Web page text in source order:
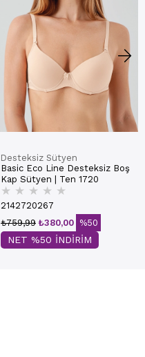
Desteksiz Sütyen
Basic Eco Line Desteksiz Boş
Kap Sütyen | Ten 1720
★ ★ ★ ★ ★
2142720267
₺380,00
₺759,99 %50
NET %50 İNDİRİM